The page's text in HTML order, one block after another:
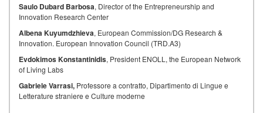
Saulo Dubard Barbosa, Director of the Entrepreneurship and
Innovation Research Center
Albena Kuyumdzhieva, European Commission/DG Research &
Innovation. European Innovation Council (TRD.A3)
Evdokimos Konstantinidis, President ENOLL, the European Network
of Living Labs
Gabriele Varrasi, Professore a contratto, Dipartimento di Lingue e
Letterature straniere e Culture moderne